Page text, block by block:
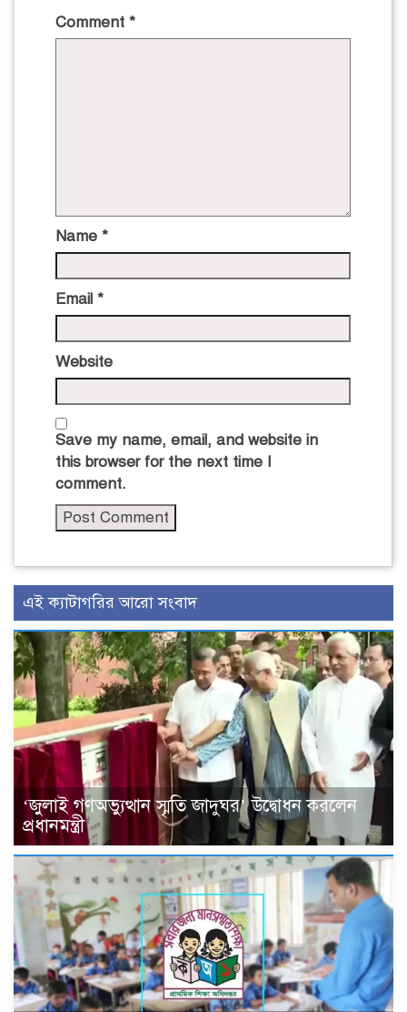
Comment *
Name *
Email *
Website
Save my name, email, and website in
this browser for the next time I
comment.
এই ক্যাটাগরির আরো সংবাদ
‘জুলাই গণঅভ্যুত্থান স্মৃতি জাদুঘর’ উদ্বোধন করলেন
প্রধানমন্ত্রী